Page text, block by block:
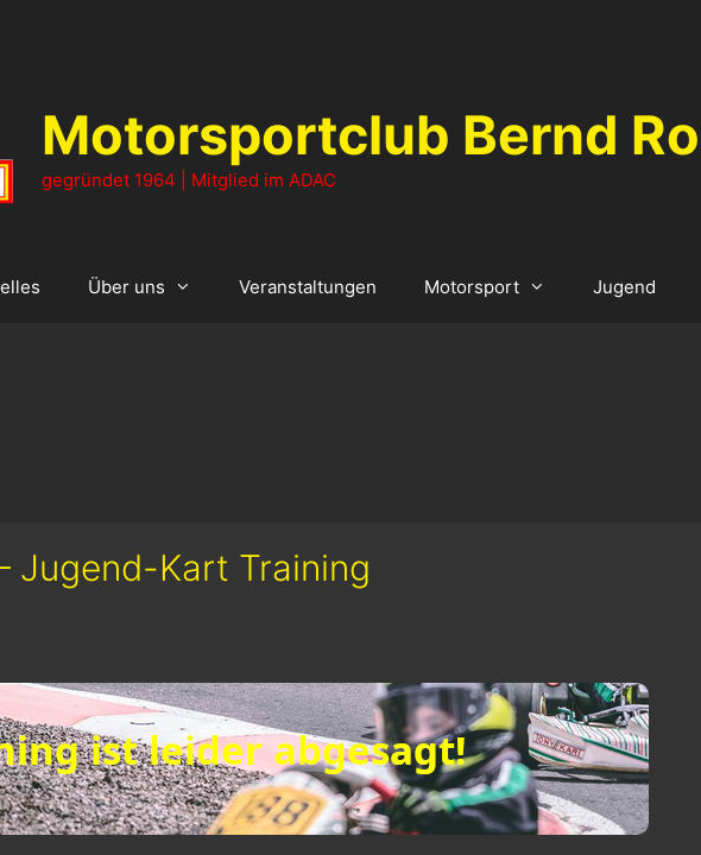
Motorsportclub Bernd
gegründet 1964 | Mitglied im ADAC
Über uns Veranstaltungen Motorsport Jugend
Jugend-Kart Training